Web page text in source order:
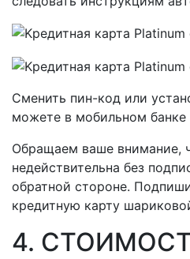
Сменить пин-код или
можете в мобильном банке
Обращаем ваше внимание,
недействительна без
обратной стороне.
кредитную карту
4.